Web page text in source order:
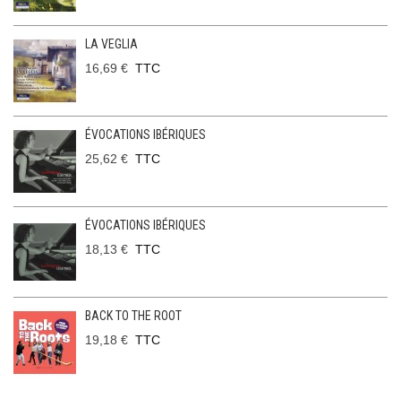
LA VEGLIA
16,69 € TTC
ÉVOCATIONS IBÉRIQUES
25,62 € TTC
ÉVOCATIONS IBÉRIQUES
18,13 € TTC
BACK TO THE ROOT
19,18 € TTC